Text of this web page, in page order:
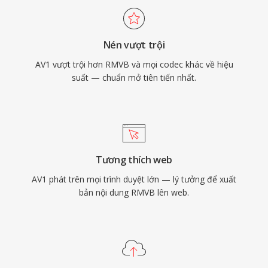
AV1 đã được các dịch vụ truyền phát lớn áp
dụng rộng rãi để phân phối nội dung 4K và
HDR, đồng thời đóng vai trò là thành phần
video của bộ chứa WebM cho phát lại trên web.
Việc miễn phí bản quyền khiến AV1 đặc biệt
Nén vượt trội
AV1 vượt trội hơn RMVB và mọi codec khác về hiệu
suất — chuẩn mở tiên tiến nhất.
Tương thích web
AV1 phát trên mọi trình duyệt lớn — lý tưởng để xuất
bản nội dung RMVB lên web.